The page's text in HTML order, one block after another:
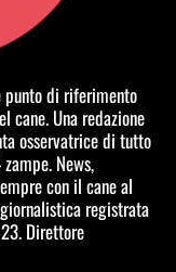
di riferimento
cane. Una redazione
osservatrice di tutto
News,
con il cane al
registrata
Direttore